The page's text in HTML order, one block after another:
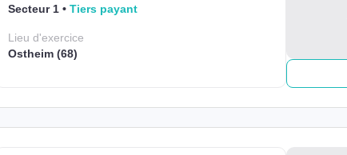
Secteur 1
Tiers payant
Lieud'exercice
Ostheim (68)